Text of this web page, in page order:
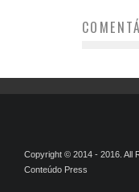
Copyright © 2014 - 2016. All
Conteúdo Press